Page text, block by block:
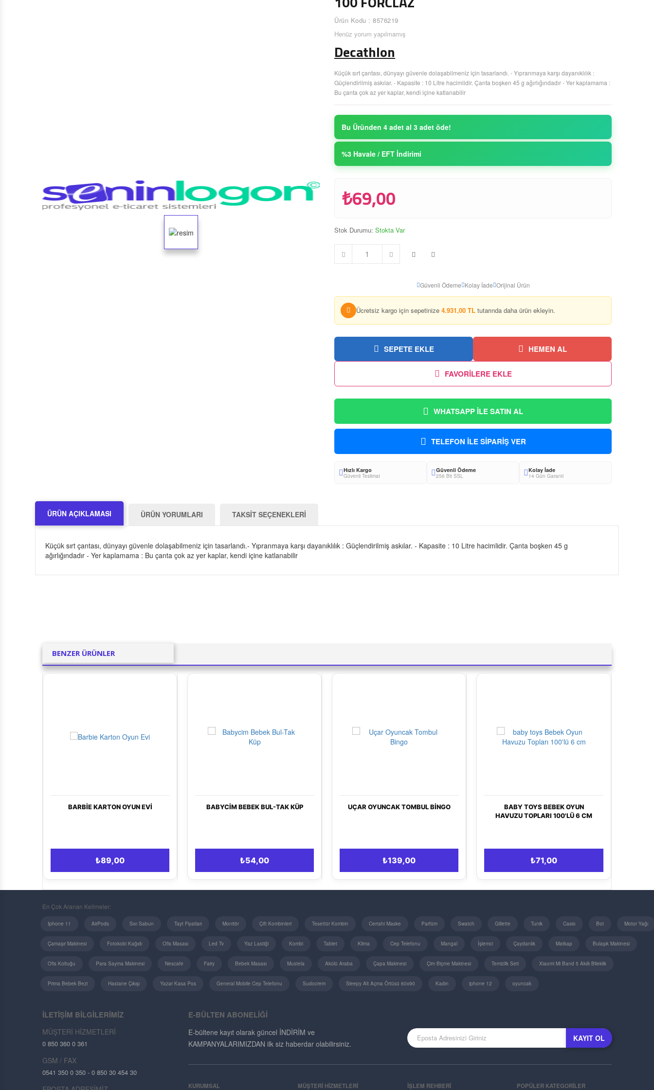
Ürün Kodu : 8576219
Henüz yorum yapılmamış
Decathlon
Küçük sırt çantası, dünyayı güvenle dolaşabilmeniz için tasarlandı. - Yıpranmaya karşı dayanıklılık :
Güçlendirilmiş askılar. - Kapasite : 10 Litre hacimlidir. Çanta boşken 45 g ağırlığındadır - Yer kaplamama :
Bu çanta çok az yer kaplar, kendi içine katlanabilir
Bu Üründen 4 adet al 3 adet öde!
%3 Havale / EFT İndirimi
₺69,00
Stok Durumu: Stokta Var
Güvenli Ödeme Kolay İade Orijinal Ürün
Ücretsiz kargo için sepetinize 4.931,00 TL tutarında daha ürün ekleyin.
SEPETE EKLE HEMEN AL
FAVORİLERE EKLE
WHATSAPP İLE SATIN AL
TELEFON İLE SİPARİŞ VER
Hızlı Kargo
Güvenli Teslimat
Güvenli Ödeme
256 Bit SSL
Kolay İade
14 Gün Garanti
ÜRÜN AÇIKLAMASI ÜRÜN YORUMLARI TAKSİT SEÇENEKLERİ
Küçük sırt çantası, dünyayı güvenle dolaşabilmeniz için tasarlandı.- Yıpranmaya karşı dayanıklılık : Güçlendirilmiş askılar. - Kapasite : 10 Litre hacimlidir. Çanta boşken 45 g
ağırlığındadır - Yer kaplamama : Bu çanta çok az yer kaplar, kendi içine katlanabilir
BENZER ÜRÜNLER
BABYCIM BEBEK BUL-TAK KÜP UÇAR OYUNCAK TOMBUL BINGO
BABY TOYS BEBEK OYUN
PRIMA BEBEK BEZI AKTIF BEBEK
5 BEDEN JUNIOR AYLIK FIRSAT
En Çok Aranan Kelimeler:
Iphone 11 AirPods Sıvı Sabun Tayt Fiyatları Monitör Çift Kombinleri Tesettür Kombin Cerrahi Maske Parfüm Swatch Gillette Tunik Casio Bot Motor Yağı
Çamaşır Makinesi Fotokobi Kağıdı Ofis Masası Led Tv Yaz Lastiği Kombi Tablet Klima Cep Telefonu Mangal İşlemci Çaydanlık Matkap Bulaşık Makinesi
Ofis Koltuğu Para Sayma Makinesi Nescafe Fairy Bebek Masası Mustela Akülü Araba Çapa Makinesi Çim Biçme Makinesi Temizlik Seti Xiaomi Mi Band 5 Akıllı Bileklik
Prima Bebek Bezi Hastane Çıkışı Yazar Kasa Pos General Mobile Cep Telefonu Sudocrem Sleepy Alt Açma Örtüsü 60x90 Kadın iphone 12 oyuncak
İLETİŞİM BİLGİLERİMİZ
MÜŞTERİ HİZMETLERİ
0 850 360 0 361
GSM / FAX
0541 350 0 350 - 0 850 30 454 30
E-BÜLTEN ABONELİĞİ
E-bültene kayıt olarak güncel İNDİRİM ve
KAMPANYALARIMIZDAN ilk siz haberdar olabilirsiniz.
KAYIT OL
KURUMSAL MÜŞTERI HIZMETLERI İŞLEM REHBERİ POPÜLER KATEGORİLER